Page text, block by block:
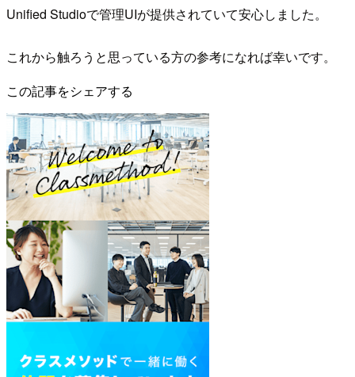
Unified Studioで管理UIが提供されていて安心しました。
これから触ろうと思っている方の参考になれば幸いです。
この記事をシェアする